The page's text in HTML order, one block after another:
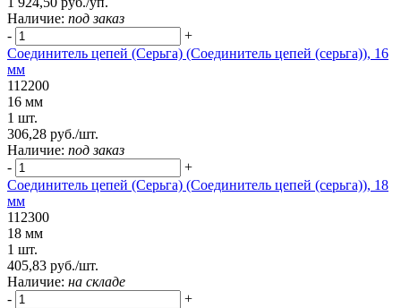
Наличие: под заказ
-
+
Соединитель цепей (Серьга) (Соединитель цепей (серьга)), 16
мм
112200
16 мм
1 шт.
306,28 руб./шт.
Наличие: под заказ
-
+
Соединитель цепей (Серьга) (Соединитель цепей (серьга)), 18
мм
112300
18 мм
1 шт.
405,83 руб./шт.
Наличие: на складе
-
+